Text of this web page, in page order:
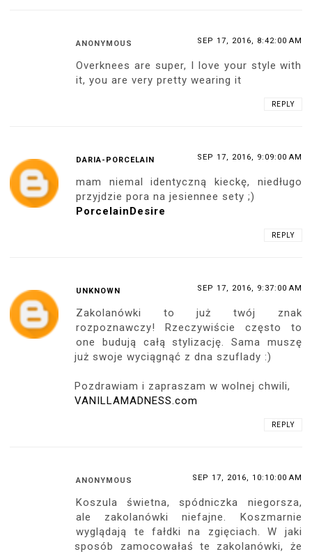
ANONYMOUS SEP 17, 2016, 8:42:00 AM
Overknees are super, I love your style with
it, you are very pretty wearing it
REPLY
DARIA-PORCELAIN SEP 17, 2016, 9:09:00 AM
mam niemal identyczną kieckę, niedługo
przyjdzie pora na jesiennee sety ;)
PorcelainDesire
REPLY
UNKNOWN SEP 17, 2016, 9:37:00 AM
Zakolanówki to już twój znak
rozpoznawczy! Rzeczywiście często to
one budują całą stylizację. Sama muszę
już swoje wyciągnąć z dna szuflady :)
Pozdrawiam i zapraszam w wolnej chwili,
VANILLAMADNESS.com
REPLY
ANONYMOUS SEP 17, 2016, 10:10:00 AM
Koszula świetna, spódniczka niegorsza,
ale zakolanówki niefajne. Koszmarnie
wyglądają te fałdki na zgięciach. W jaki
sposób zamocowałaś te zakolanówki, że